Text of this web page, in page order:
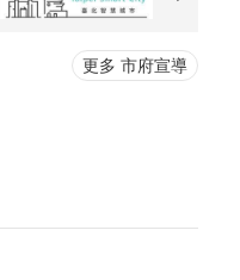
更多 市府宣導